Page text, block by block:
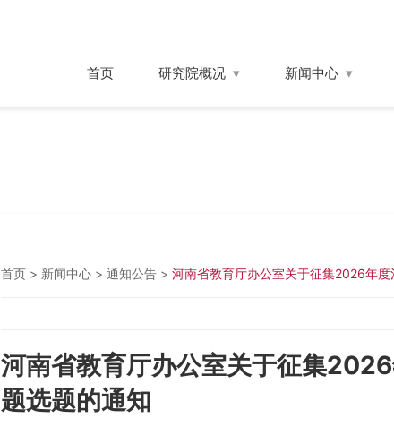
首页 研究院概况 新闻中心
首页 > 新闻中心 > 通知公告 > 河南省教育厅办公室关于征集2026年
河南省教育厅办公室关于征集
题选题的通知